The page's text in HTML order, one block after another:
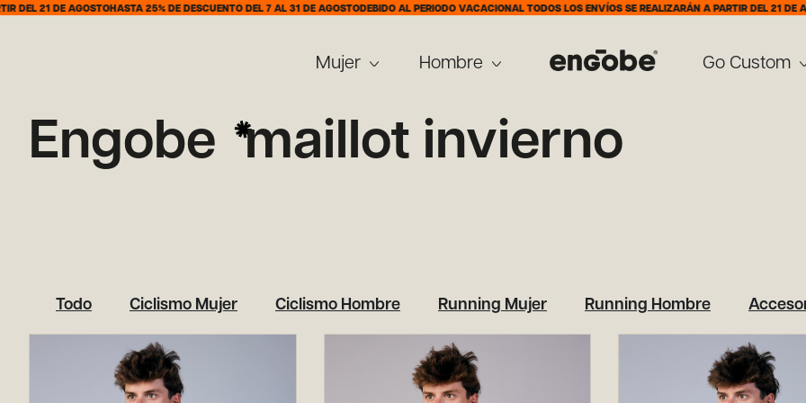
AGOSTOHASTA 25% DE DESCUENTO DEL 7 AL 31 DE AGOSTODEBIDO AL PERIODO VACACIONAL TODOS LOS ENVÍOS SE REALIZARÁN A PARTIR DEL 21 DE AGOSTO
Mujer Hombre Go Custom
Engobe maillot invierno
Todo Ciclismo Mujer Ciclismo Hombre Running Mujer Running Hombre